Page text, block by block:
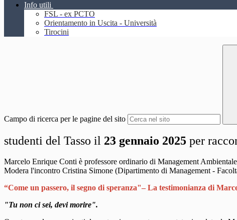
Info utili
FSL - ex PCTO
Orientamento in Uscita - Università
Tirocini
Campo di ricerca per le pagine del sito
studenti del Tasso il 23 gennaio 2025 per
Marcelo Enrique Conti è professore ordinario di Management
Modera l'incontro Cristina Simone (Dipartimento di Management -
“Come un passero, il segno di speranza"– La testimonianza di
"Tu non ci sei, devi morire".